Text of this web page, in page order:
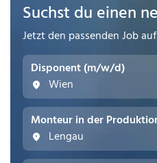
Suchst du einen
Jetzt den passenden Job
Disponent (m/w/d)
Wien
Monteur in der
Lengau